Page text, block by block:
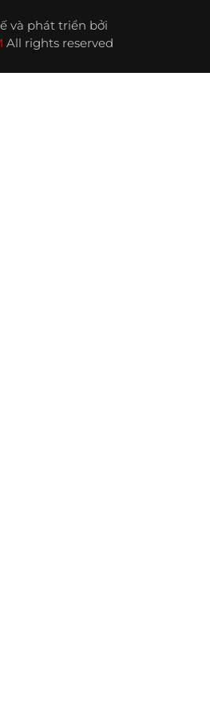
và phát triển bởi
All rights reserved